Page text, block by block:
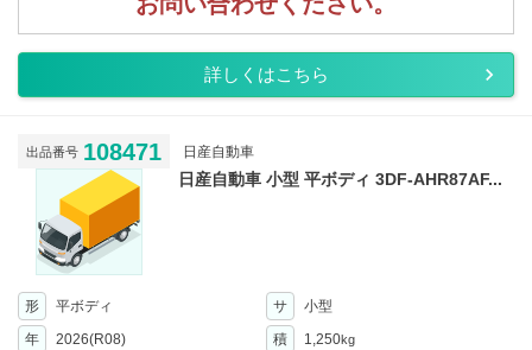
詳しくはこちら
出品番号 108471 日産自動車
日産自動車 小型 平ボディ 3DF-AHR87AF...
形 平ボディ サ
小型
年
2026(R08) 積 1,250kg